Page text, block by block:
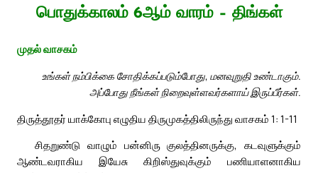
பொதுக்காலம் 6ஆம் வாரம் – திங்கள்
முதல் வாசகம்
உங்கள் நம்பிக்கை சோதிக்கப்படும்போது, மனவுறுதி உண்டாகும்.
அப்போது நீங்கள் நிறைவுள்ளவர்களாய் இருப்பீர்கள்.
திருத்தூதர் யாக்கோபு எழுதிய திருமுகத்திலிருந்து வாசகம் 1: 1-11
சிதறுண்டு வாழும் பன்னிரு குலத்தினருக்கு, கடவுளுக்கும்
ஆண்டவராகிய இயேசு கிறிஸ்துவுக்கும் பணியாளனாகிய